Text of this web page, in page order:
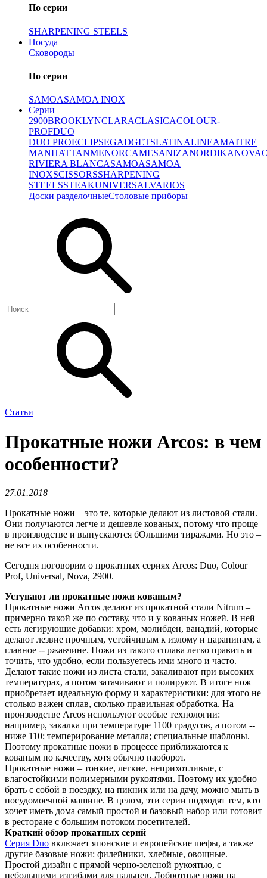
По серии
SHARPENING STEELS
Посуда
Сковороды
По серии
SAMOASAMOA INOX
Серии
2900BROOKLYNCLARACLASICACOLOUR-
PROFDUO
DUO PROECLIPSEGADGETSLATINALINEAMAITRE
MANHATTANMENORCAMESANIZANORDIKANOVA
RIVIERA BLANCASAMOASAMOA
INOXSCISSORSSHARPENING
STEELSSTEAKUNIVERSALVARIOS
Доски разделочныеСтоловые приборы
Статьи
​Прокатные ножи Arcos: в чем
особенности?
27.01.2018
Прокатные ножи – это те, которые делают из листовой стали.
Они получаются легче и дешевле кованых, потому что проще
в производстве и выпускаются бОльшими тиражами. Но это –
не все их особенности.
Сегодня поговорим о прокатных сериях Arcos: Duo, Colour
Prof, Universal, Nova, 2900.
Уступают ли прокатные ножи кованым?
Прокатные ножи Arcos делают из прокатной стали Nitrum –
примерно такой же по составу, что и у кованых ножей. В ней
есть легирующие добавки: хром, молибден, ванадий, которые
делают лезвие прочным, устойчивым к излому и царапинам, а
главное -- ржавчине. Ножи из такого сплава легко править и
точить, что удобно, если пользуетесь ими много и часто.
Делают такие ножи из листа стали, закаливают при высоких
температурах, а потом затачивают и полируют. В итоге нож
приобретает идеальную форму и характеристики: для этого не
столько важен сплав, сколько правильная обработка. На
производстве Arcos используют особые технологии:
например, закалка при температуре 1100 градусов, а потом --
ниже 110; темперирование металла; специальные шаблоны.
Поэтому прокатные ножи в процессе приближаются к
кованым по качеству, хотя обычно наоборот.
Прокатные ножи – тонкие, легкие, неприхотливые, с
влагостойкими полимерными рукоятями. Поэтому их удобно
брать с собой в поездку, на пикник или на дачу, можно мыть в
посудомоечной машине. В целом, эти серии подходят тем, кто
хочет иметь дома самый простой и базовый набор или готовит
в ресторане с большим потоком посетителей.
Краткий обзор прокатных серий
Серия Duo включает японские и европейские шефы, а также
другие базовые ножи: филейники, хлебные, овощные.
Простой дизайн с прямой черно-зеленой рукоятью, с
небольшими изгибами для пальцев. Добротные ножи на